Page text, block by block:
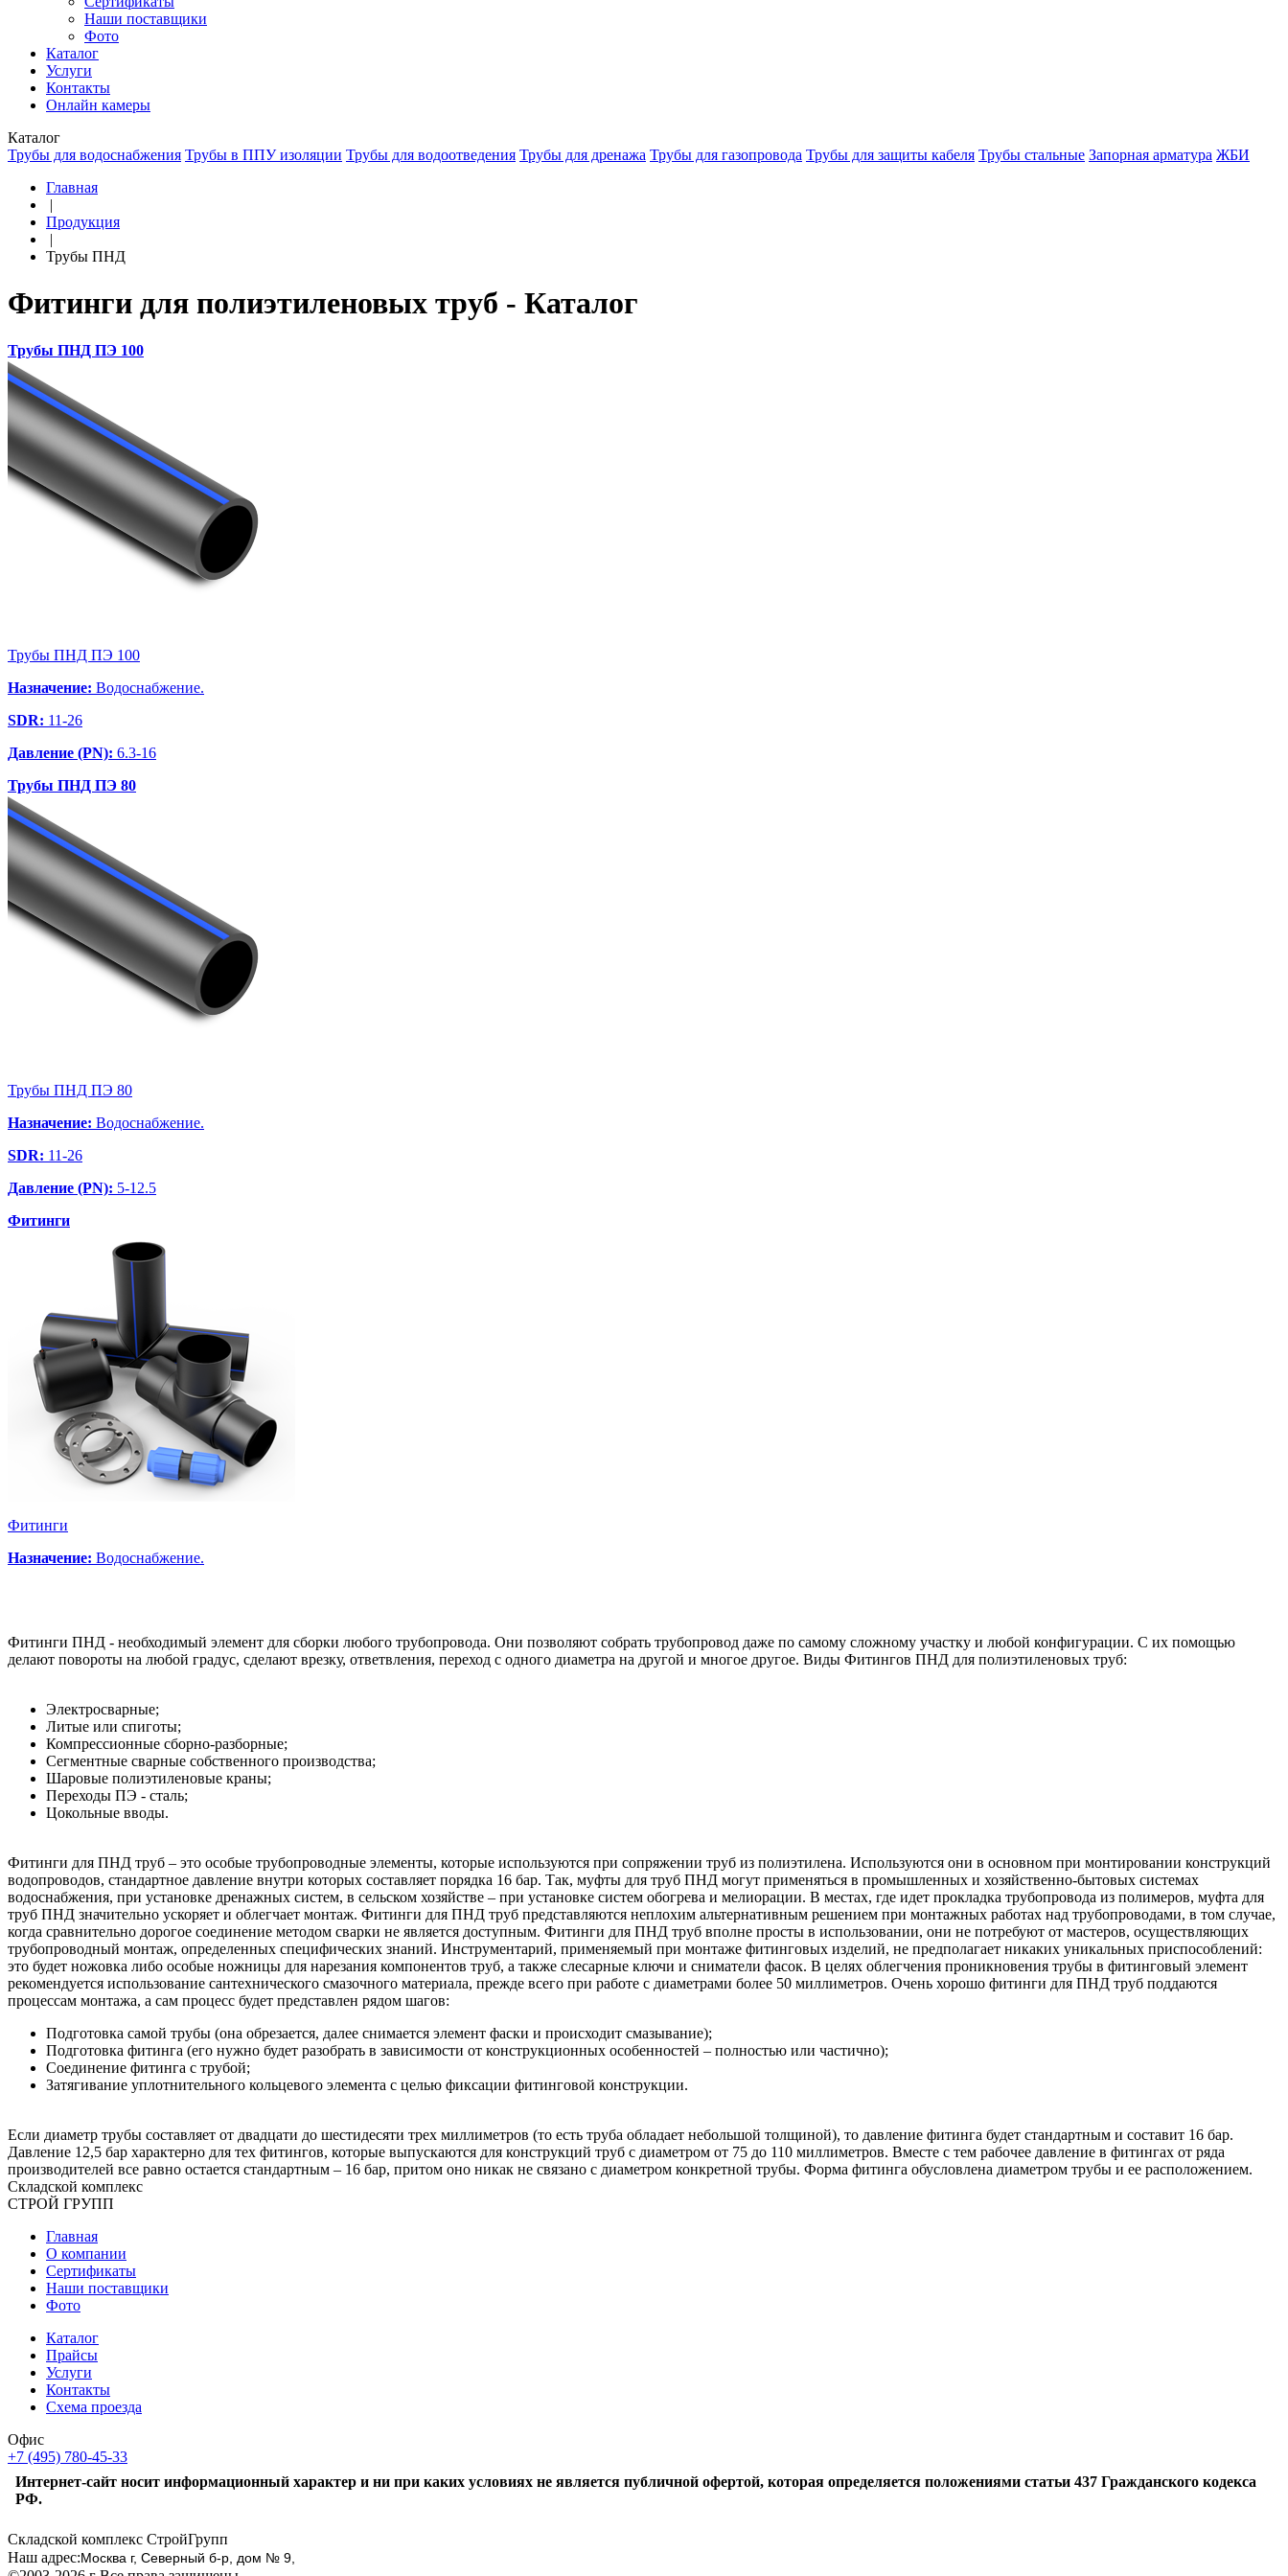
Наши поставщики
Фото
Каталог
Услуги
Контакты
Онлайн камеры
Каталог
Трубы для водоснабжения Трубы в ППУ изоляции Трубы для водоотведения Трубы для дренажа Трубы для газопровода Трубы для защиты кабеля Трубы стальные Запорная арматура ЖБИ
Главная
|
Продукция
|
Трубы ПНД
Фитинги для полиэтиленовых труб - Каталог
Трубы ПНД ПЭ 100
Трубы ПНД ПЭ 100
Назначение: Водоснабжение.
SDR: 11-26
Давление (PN): 6.3-16
Трубы ПНД ПЭ 80
Трубы ПНД ПЭ 80
Назначение: Водоснабжение.
SDR: 11-26
Давление (PN): 5-12.5
Фитинги
Фитинги
Назначение: Водоснабжение.
Фитинги ПНД - необходимый элемент для сборки любого трубопровода. Они позволяют собрать трубопровод даже по самому сложному участку и любой конфигурации. С их помощью
делают повороты на любой градус, сделают врезку, ответвления, переход с одного диаметра на другой и многое другое. Виды Фитингов ПНД для полиэтиленовых труб:
Электросварные;
Литые или спиготы;
Компрессионные сборно-разборные;
Сегментные сварные собственного производства;
Шаровые полиэтиленовые краны;
Переходы ПЭ - сталь;
Цокольные вводы.
Фитинги для ПНД труб – это особые трубопроводные элементы, которые используются при сопряжении труб из полиэтилена. Используются они в основном при монтировании конструкций
водопроводов, стандартное давление внутри которых составляет порядка 16 бар. Так, муфты для труб ПНД могут применяться в промышленных и хозяйственно-бытовых системах
водоснабжения, при установке дренажных систем, в сельском хозяйстве – при установке систем обогрева и мелиорации. В местах, где идет прокладка трубопровода из полимеров, муфта для
труб ПНД значительно ускоряет и облегчает монтаж. Фитинги для ПНД труб представляются неплохим альтернативным решением при монтажных работах над трубопроводами, в том случае,
когда сравнительно дорогое соединение методом сварки не является доступным. Фитинги для ПНД труб вполне просты в использовании, они не потребуют от мастеров, осуществляющих
трубопроводный монтаж, определенных специфических знаний. Инструментарий, применяемый при монтаже фитинговых изделий, не предполагает никаких уникальных приспособлений:
это будет ножовка либо особые ножницы для нарезания компонентов труб, а также слесарные ключи и сниматели фасок. В целях облегчения проникновения трубы в фитинговый элемент
рекомендуется использование сантехнического смазочного материала, прежде всего при работе с диаметрами более 50 миллиметров. Очень хорошо фитинги для ПНД труб поддаются
процессам монтажа, а сам процесс будет представлен рядом шагов:
Подготовка самой трубы (она обрезается, далее снимается элемент фаски и происходит смазывание);
Подготовка фитинга (его нужно будет разобрать в зависимости от конструкционных особенностей – полностью или частично);
Соединение фитинга с трубой;
Затягивание уплотнительного кольцевого элемента с целью фиксации фитинговой конструкции.
Если диаметр трубы составляет от двадцати до шестидесяти трех миллиметров (то есть труба обладает небольшой толщиной), то давление фитинга будет стандартным и составит 16 бар.
Давление 12,5 бар характерно для тех фитингов, которые выпускаются для конструкций труб с диаметром от 75 до 110 миллиметров. Вместе с тем рабочее давление в фитингах от ряда
производителей все равно остается стандартным – 16 бар, притом оно никак не связано с диаметром конкретной трубы. Форма фитинга обусловлена диаметром трубы и ее расположением.
Складской комплекс
СТРОЙ ГРУПП
Главная
О компании
Сертификаты
Наши поставщики
Фото
Каталог
Прайсы
Услуги
Контакты
Схема проезда
Офис
+7 (495) 780-45-33
Интернет-сайт носит информационный характер и ни при каких условиях не является публичной офертой, которая определяется положениями статьи 437 Гражданского кодекса
РФ.
Складской комплекс СтройГрупп
Наш адрес:Москва г, Северный б-р, дом № 9,